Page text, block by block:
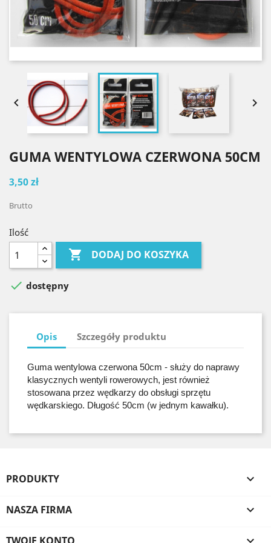
 
GUMA WENTYLOWA CZERWONA 50CM
3,50 zł
Brutto
Ilość
 DODAJ DO KOSZYKA
 dostępny
Opis Szczegóły produktu
Guma wentylowa czerwona 50cm - służy do naprawy
klasycznych wentyli rowerowych, jest również
stosowana przez wędkarzy do obsługi sprzętu
wędkarskiego. Długość 50cm (w jednym kawałku).
PRODUKTY 
NASZA FIRMA 